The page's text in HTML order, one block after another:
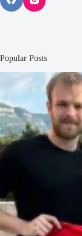
Popular Posts